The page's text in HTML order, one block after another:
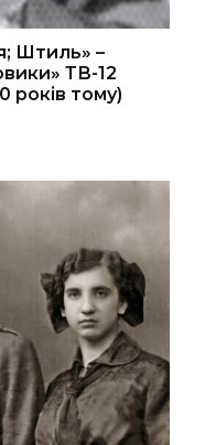
Штиль» –
ТВ-12
років тому)